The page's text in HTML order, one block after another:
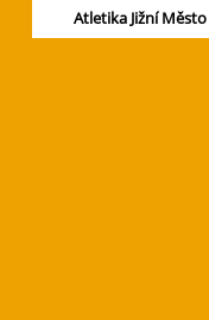
Atletika Jižní Město